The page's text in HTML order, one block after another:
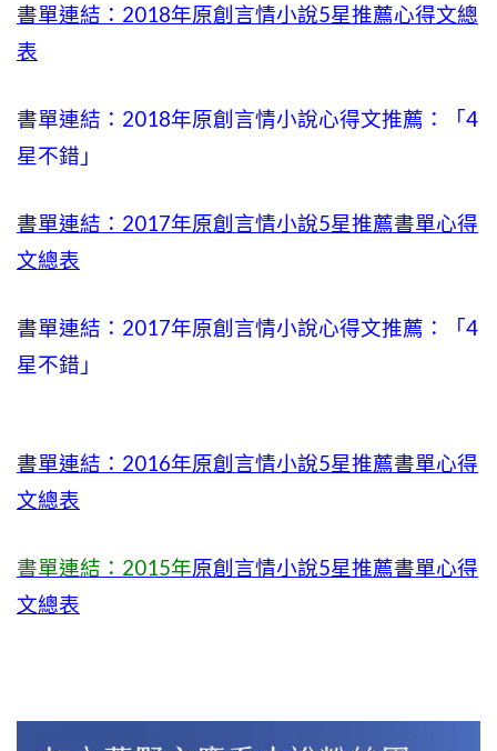
書單連結：2018年原創言情小說5星推薦心得文總
表
書單連結：2018年原創言情小說心得文推薦：「4
星不錯」
書單連結：2017年原創言情小說5星推薦書單心得
文總表
書單連結：2017年原創言情小說心得文推薦：「4
星不錯」
書單連結：2016年原創言情小說5星推薦書單心得
文總表
書單連結：2015年原創言情小說5星推薦書單心得
文總表